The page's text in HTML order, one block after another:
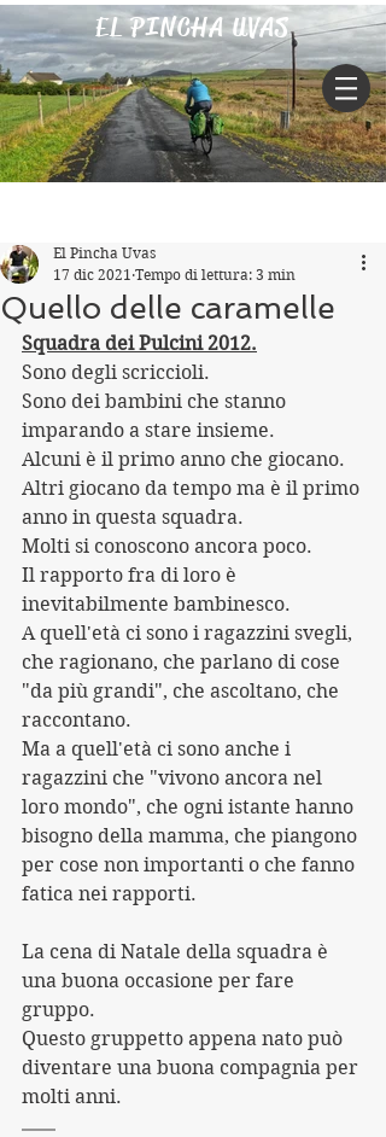
EL PINCHA UVAS
Quello delle caramelle
El Pincha Uvas
17 dic 2021 Tempo di lettura: 3 min
Squadra dei Pulcini 2012.
Sono degli scriccioli.
Sono dei bambini che stanno
imparando a stare insieme.
Alcuni è il primo anno che giocano.
Altri giocano da tempo ma è il primo
anno in questa squadra.
Molti si conoscono ancora poco.
Il rapporto fra di loro è
inevitabilmente bambinesco.
A quell'età ci sono i ragazzini svegli,
che ragionano, che parlano di cose
"da più grandi", che ascoltano, che
raccontano.
Ma a quell'età ci sono anche i
ragazzini che "vivono ancora nel
loro mondo", che ogni istante hanno
bisogno della mamma, che piangono
per cose non importanti o che fanno
fatica nei rapporti.
La cena di Natale della squadra è
una buona occasione per fare
gruppo.
Questo gruppetto appena nato può
diventare una buona compagnia per
molti anni.